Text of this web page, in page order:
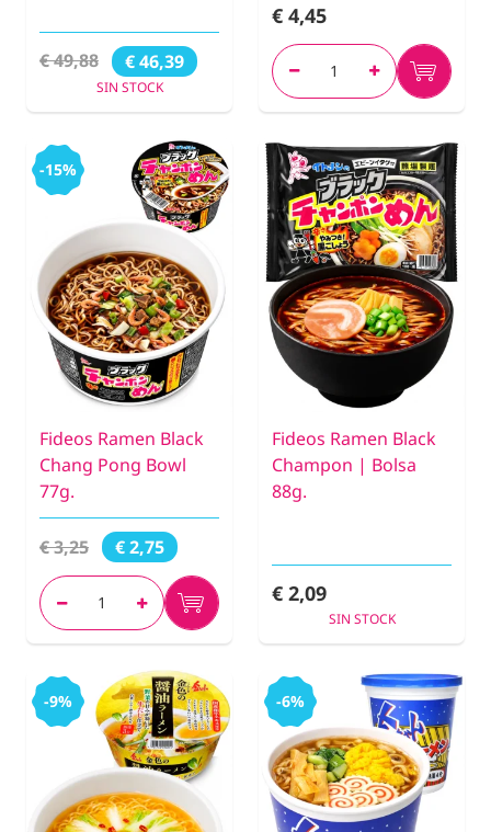
€ 49,88 € 46,39
SIN STOCK
€ 4,45
-15%
Fideos Ramen Black
Chang Pong Bowl
77g.
€ 3,25 € 2,75
Fideos Ramen Black
Champon | Bolsa
88g.
€ 2,09
SIN STOCK
-9% -6%